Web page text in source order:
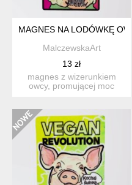
MAGNES NA LODÓWKĘ
MalczewskaArt
13 zł
magnes z wizerunkiem
owcy, promującej moc